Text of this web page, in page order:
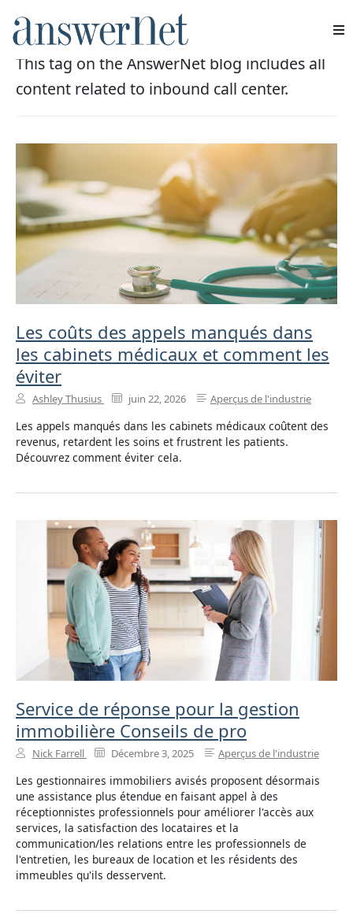
Services
Ressources
À propos de nous
Nous contacter
Centre d'appels entrants
This tag on the AnswerNet blog includes all
content related to inbound call center.
Les coûts des appels manqués dans
les cabinets médicaux et comment les
éviter
Ashley Thusius juin 22, 2026 Aperçus de l'industrie
Les appels manqués dans les cabinets médicaux coûtent des
revenus, retardent les soins et frustrent les patients.
Découvrez comment éviter cela.
Service de réponse pour la gestion
immobilière Conseils de pro
Nick Farrell Décembre 3, 2025 Aperçus de l'industrie
Les gestionnaires immobiliers avisés proposent désormais
une assistance plus étendue en faisant appel à des
réceptionnistes professionnels pour améliorer l'accès aux
services, la satisfaction des locataires et la
communication/les relations entre les professionnels de
l'entretien, les bureaux de location et les résidents des
immeubles qu'ils desservent.